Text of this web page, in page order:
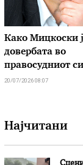
Како Мицкоски
довербата во
правосудниот
20/07/2026 08:07
Најчитани